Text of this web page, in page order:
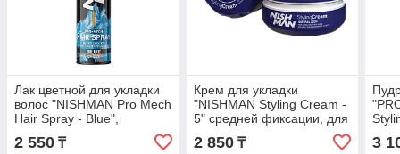
Лак цветной для укладки
волос "NISHMAN Pro Mech
Hair Spray - Blue",
голубой.
2 550 ₸
Крем для укладки
"NISHMAN Styling Cream -
5" средней фиксации, для
тонких и слабых волос
150мл
2 850₸ 3